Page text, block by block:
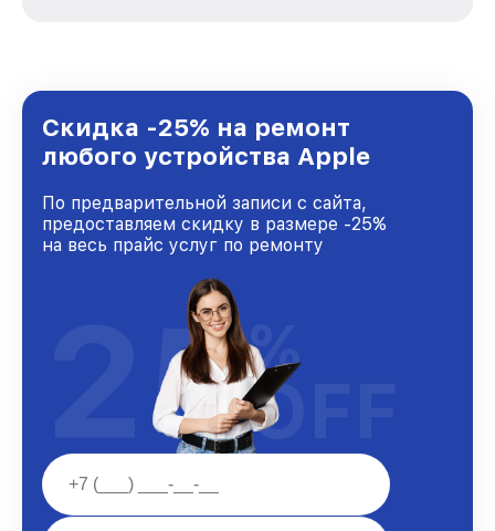
и лояльности наших клиентов.
Скидка -25% на ремонт
любого устройства Apple
По предварительной записи с сайта,
предоставляем скидку в размере -25%
на весь прайс услуг по ремонту
25%
OFF